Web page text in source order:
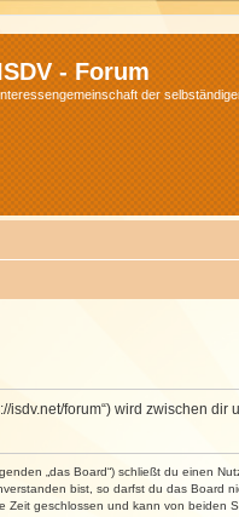
- Forum
der
isdv.net/forum“) wird zwischen
„das Board“) schließt du einen
bist, so darfst du das Board
Zeit geschlossen und kann von beiden